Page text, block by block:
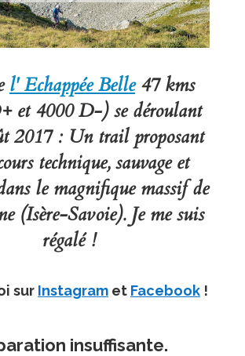
l'Echappée Belle 47 kms
et 4000 D-) se déroulant
2017 : Un trail proposant
technique, sauvage et
le magnifique massif de
(Isère-Savoie). Je me suis
régalé !
sur Instagramet Facebook!
insuffisante.